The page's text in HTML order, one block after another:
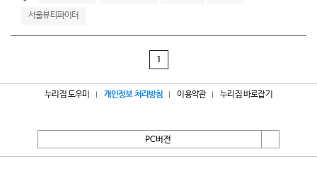
서울뷰티파이터
1
누리집 도우미 개인정보 처리방침 이용약관 누리집 바로잡기
PC버전